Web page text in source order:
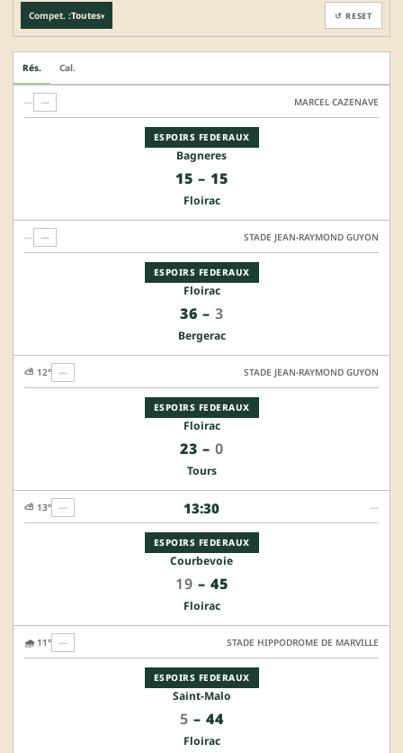
Compet. :Toutes▾ ↺ RESET
Rés. Cal.
ESPOIRS FEDERAUX
Bagneres
15 – 15
Floirac
— — MARCEL CAZENAVE
ESPOIRS FEDERAUX
Floirac
36 – 3
Bergerac
— — STADE JEAN-RAYMOND GUYON
ESPOIRS FEDERAUX
Floirac
23 – 0
Tours
⛅ 12° — STADE JEAN-RAYMOND GUYON
13:30
ESPOIRS FEDERAUX
Courbevoie
19 – 45
Floirac
⛅ 13° — —
ESPOIRS FEDERAUX
Saint-Malo
5 – 44
Floirac
🌧️ 11° — STADE HIPPODROME DE MARVILLE